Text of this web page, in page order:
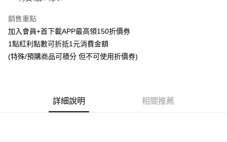
Google Pay
ATM付款
貨到付款
每筆NT$65，滿NT$1,300(含以上)免運費
銷售重點
加入會員+首下載APP最高領150折價券
1點紅利點數可折抵1元消費金額
(特殊/預購商品可積分 但不可使用折價券)
詳細說明 相關推薦